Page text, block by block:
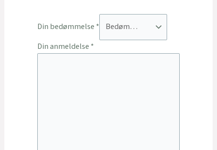
Din bedømmelse *
Din anmeldelse *